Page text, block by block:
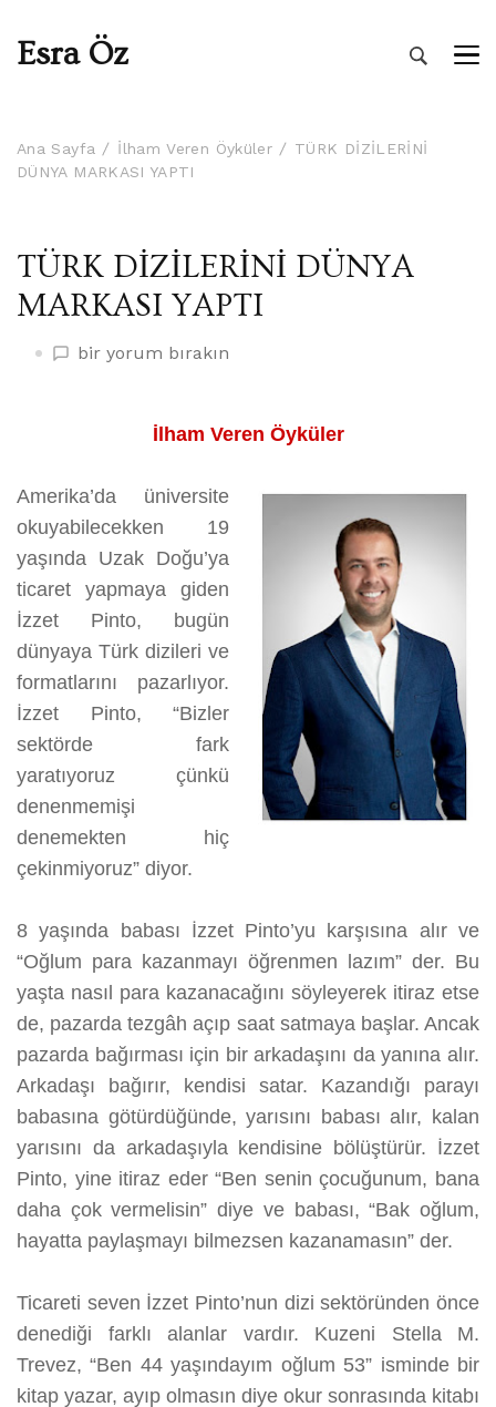
Esra Öz
Ana Sayfa İlham Veren Öyküler
TÜRK DİZİLERİNİ
DÜNYA MARKASI YAPTI
TÜRK DİZİLERİNİ DÜNYA
MARKASI YAPTI
TÜRK
MARKASI
üzerine
bir yorum bırakın
İlham Veren Öyküler
Amerika’da üniversite
okuyabilecekken 19
yaşında Uzak Doğu’ya
ticaret yapmaya giden
İzzet Pinto, bugün
dünyaya Türk dizileri ve
formatlarını pazarlıyor.
İzzet Pinto, “Bizler
sektörde fark
yaratıyoruz çünkü
denenmemişi
denemekten hiç
çekinmiyoruz” diyor.
8 yaşında babası İzzet Pinto’yu karşısına alır ve
“Oğlum para kazanmayı öğrenmen lazım” der. Bu
yaşta nasıl para kazanacağını söyleyerek itiraz etse
de, pazarda tezgâh açıp saat satmaya başlar. Ancak
pazarda bağırması için bir arkadaşını da yanına alır.
Arkadaşı bağırır, kendisi satar. Kazandığı parayı
babasına götürdüğünde, yarısını babası alır, kalan
yarısını da arkadaşıyla kendisine bölüştürür. İzzet
Pinto, yine itiraz eder “Ben senin çocuğunum, bana
daha çok vermelisin” diye ve babası, “Bak oğlum,
hayatta paylaşmayı bilmezsen kazanamasın” der.
Ticareti seven İzzet Pinto’nun dizi sektöründen önce
denediği farklı alanlar vardır. Kuzeni Stella M.
Trevez, “Ben 44 yaşındayım oğlum 53” isminde bir
kitap yazar, ayıp olmasın diye okur sonrasında kitabı